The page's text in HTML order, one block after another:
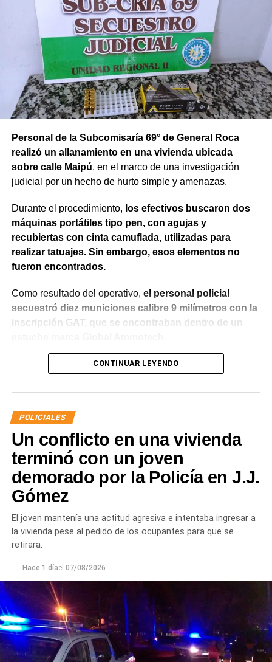
Personal de la Subcomisaría 69° de General Roca
realizó un allanamiento en una vivienda ubicada
sobre calle Maipú, en el marco de una investigación
judicial por un hecho de hurto simple y amenazas.
Durante el procedimiento, los efectivos buscaron dos
máquinas portátiles tipo pen, con agujas y
recubiertas con cinta camuflada, utilizadas para
realizar tatuajes. Sin embargo, esos elementos no
fueron encontrados.
Como resultado del operativo, el personal policial
secuestró diez municiones calibre 9 milímetros con la
inscripción GAT, que se encontraban dentro de un
Tras el hallazgo, se dio intervención a la Fiscalía N° 6,
calidad de secuestro y queden a disposición de la
CONTINUAR LEYENDO
POLICIALES
Un conflicto en una vivienda
terminó con un joven
demorado por la Policía en J.J.
Gómez
El joven mantenía una actitud agresiva e intentaba ingresar a
la vivienda pese al pedido de los ocupantes para que se
retirara.
Hace 1 díael 07/08/2026